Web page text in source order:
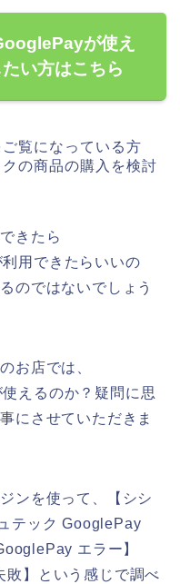
が使え
い方はこちら
覧になっている方
の商品の購入を検討
きたら
用できたらいいの
のではないでしょう
お店では、
えるのか？疑問に思
にさせていただきま
ンを使って、【シシ
テック GooglePay
エラー】
】という感じで調べ